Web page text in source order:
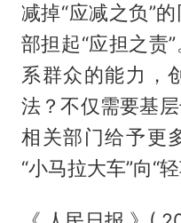
减掉“应减之负”
部担起“应担之责
系群众的能力，
法？不仅需要基
相关部门给予更
“小马拉大车”向“